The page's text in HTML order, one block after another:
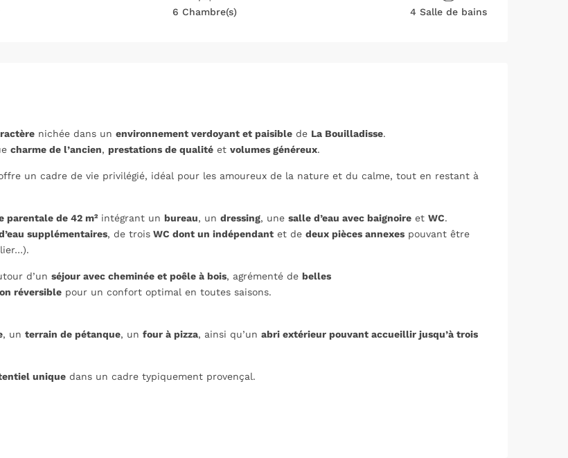
6 Chambre(s) 4 Salle de bains
nichée dans un environnement verdoyant et paisible de La Bouilladisse.
charme de l’ancien, prestations de qualité et volumes généreux.
un cadre de vie privilégié, idéal pour les amoureux de la nature et du calme, tout en restant à
parentale de 42 m² intégrant un bureau, un dressing, une salle d’eau avec baignoire et WC.
supplémentaires, de trois WC dont un indépendant et de deux pièces annexes pouvant être
d’un séjour avec cheminée et poêle à bois, agrémenté de belles
réversible pour un confort optimal en toutes saisons.
, un terrain de pétanque, un four à pizza, ainsi qu’un abri extérieur pouvant accueillir jusqu’à trois
unique dans un cadre typiquement provençal.